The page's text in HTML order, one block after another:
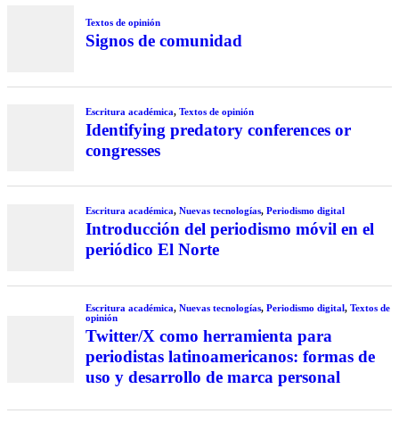
Textos de opinión
Signos de comunidad
Escritura académica, Textos de opinión
Identifying predatory conferences or
congresses
Escritura académica, Nuevas tecnologías, Periodismo digital
Introducción del periodismo móvil en el
periódico El Norte
Escritura académica, Nuevas tecnologías, Periodismo digital, Textos de
opinión
Twitter/X como herramienta para
periodistas latinoamericanos: formas de
uso y desarrollo de marca personal